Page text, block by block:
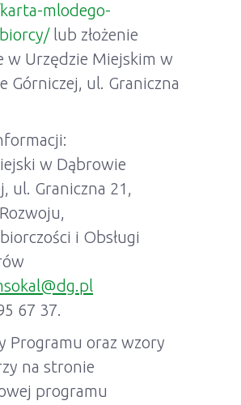
mlodego-
lub złożenie
w Urzędzie Miejskim w
Górniczej, ul. Graniczna
w Dąbrowie
ul. Graniczna 21,
i Obsługi
67 37.
Programu oraz wzory
na stronie
programu